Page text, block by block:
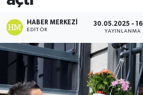
HABER MERKEZI
EDITÖR
30.05.2025 -
YAYINLANMA
SAĞLIK
MAGAZİN
SPOR
Haber Arşivi